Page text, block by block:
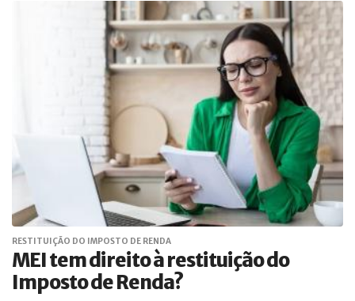
RESTITUIÇÃO DO IMPOSTO DE RENDA
MEI tem direito à restituição do
Imposto de Renda?